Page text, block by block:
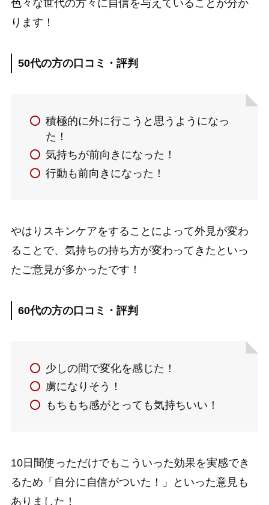
色々な世代の方々に自信を与えていることが分か
ります！
50代の方の口コミ・評判
積極的に外に行こうと思うようになっ
た！
気持ちが前向きになった！
行動も前向きになった！
やはりスキンケアをすることによって外見が変わ
ることで、気持ちの持ち方が変わってきたといっ
たご意見が多かったです！
60代の方の口コミ・評判
少しの間で変化を感じた！
虜になりそう！
もちもち感がとっても気持ちいい！
10日間使っただけでもこういった効果を実感でき
るため「自分に自信がついた！」といった意見も
ありました！